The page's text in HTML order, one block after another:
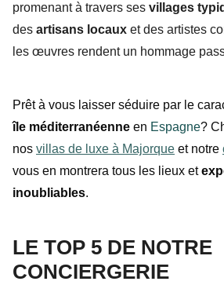
promenant à travers ses villages
des artisans locaux et des artistes
les œuvres rendent un hommage
Prêt à vous laisser séduire par le
île méditerranéenne en Espagne?
nos villas de luxe à Majorque et notre
vous en montrera tous les lieux et
inoubliables.
LE TOP 5 DE NOTRE
CONCIERGERIE